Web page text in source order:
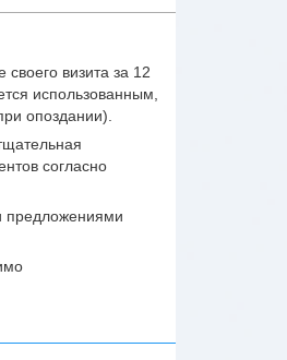
визита за 12
использованным,
опоздании).
согласно
предложениями